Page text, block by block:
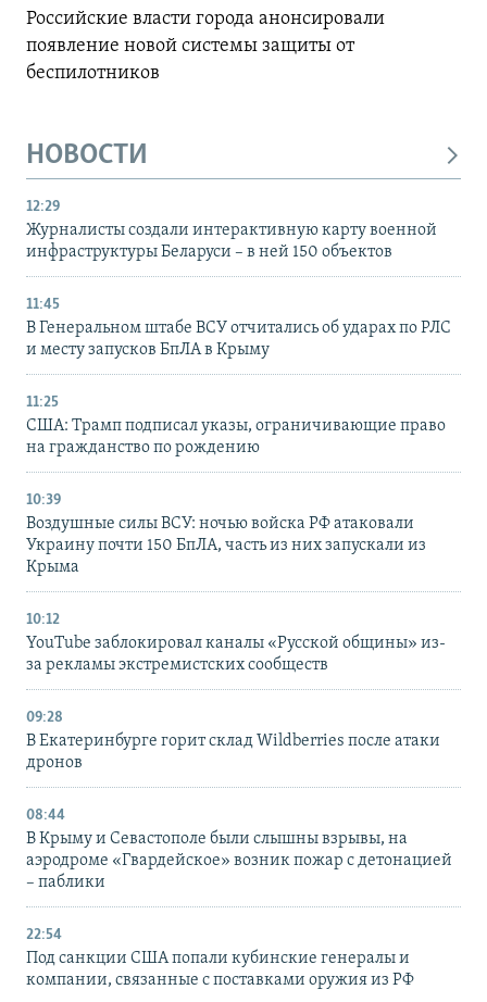
Российские власти города анонсировали
появление новой системы защиты от
беспилотников
НОВОСТИ
12:29
Журналисты создали интерактивную карту военной
инфраструктуры Беларуси – в ней 150 объектов
11:45
В Генеральном штабе ВСУ отчитались об ударах по РЛС
и месту запусков БпЛА в Крыму
11:25
США: Трамп подписал указы, ограничивающие право
на гражданство по рождению
10:39
Воздушные силы ВСУ: ночью войска РФ атаковали
Украину почти 150 БпЛА, часть из них запускали из
Крыма
10:12
YouTube заблокировал каналы «Русской общины» из-
за рекламы экстремистских сообществ
09:28
В Екатеринбурге горит склад Wildberries после атаки
дронов
08:44
В Крыму и Севастополе были слышны взрывы, на
аэродроме «Гвардейское» возник пожар с детонацией
– паблики
22:54
Под санкции США попали кубинские генералы и
компании, связанные с поставками оружия из РФ